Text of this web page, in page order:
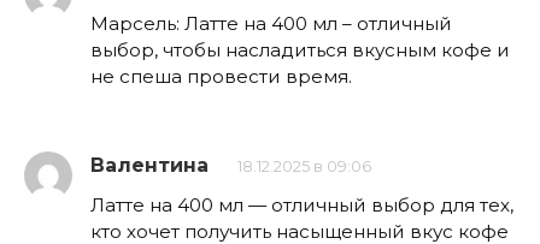
Марсель: Латте на 400 мл – отличный
выбор, чтобы насладиться вкусным кофе и
не спеша провести время.
Валентина 18.12.2025 в 09:06
Латте на 400 мл — отличный выбор для тех,
кто хочет получить насыщенный вкус кофе